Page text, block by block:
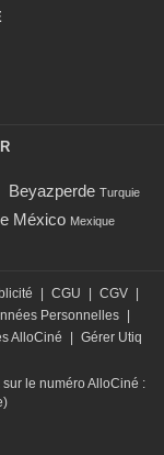
Beyazperde Turquie
México Mexique
| CGU | CGV |
Personnelles |
AlloCiné | Gérer Utiq
le numéro AlloCiné :